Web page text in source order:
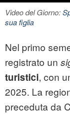
Video del Giorno:
sua figlia
Nel primo
registrato un
turistici, con
2025. La
preceduta da